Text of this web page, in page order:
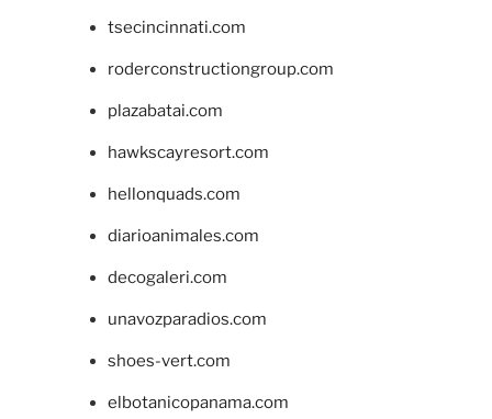
tsecincinnati.com
roderconstructiongroup.com
plazabatai.com
hawkscayresort.com
hellonquads.com
diarioanimales.com
decogaleri.com
unavozparadios.com
shoes-vert.com
elbotanicopanama.com